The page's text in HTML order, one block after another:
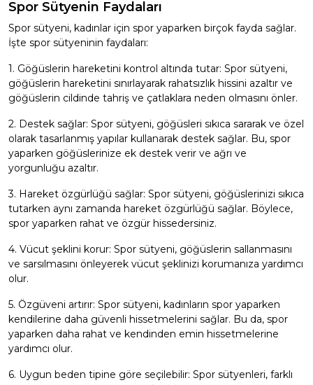
Spor Sütyenin Faydaları
Spor sütyeni, kadınlar için spor yaparken birçok fayda sağlar.
İşte spor sütyeninin faydaları:
1. Göğüslerin hareketini kontrol altında tutar: Spor sütyeni,
göğüslerin hareketini sınırlayarak rahatsızlık hissini azaltır ve
göğüslerin cildinde tahriş ve çatlaklara neden olmasını önler.
2. Destek sağlar: Spor sütyeni, göğüsleri sıkıca sararak ve özel
olarak tasarlanmış yapılar kullanarak destek sağlar. Bu, spor
yaparken göğüslerinize ek destek verir ve ağrı ve
yorgunluğu azaltır.
3. Hareket özgürlüğü sağlar: Spor sütyeni, göğüslerinizi sıkıca
tutarken aynı zamanda hareket özgürlüğü sağlar. Böylece,
spor yaparken rahat ve özgür hissedersiniz.
4. Vücut şeklini korur: Spor sütyeni, göğüslerin sallanmasını
ve sarsılmasını önleyerek vücut şeklinizi korumanıza yardımcı
olur.
5. Özgüveni artırır: Spor sütyeni, kadınların spor yaparken
kendilerine daha güvenli hissetmelerini sağlar. Bu da, spor
yaparken daha rahat ve kendinden emin hissetmelerine
yardımcı olur.
6. Uygun beden tipine göre seçilebilir: Spor sütyenleri, farklı